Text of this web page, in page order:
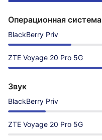
Операционная система
BlackBerry Priv
ZTE Voyage 20 Pro 5G
Звук
BlackBerry Priv
ZTE Voyage 20 Pro 5G